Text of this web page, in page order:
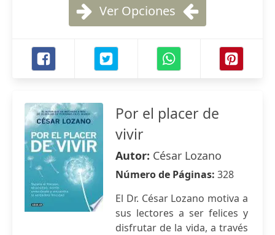
Ver Opciones
Por el placer de
vivir
Autor: César Lozano
Número de Páginas: 328
El Dr. César Lozano motiva a
sus lectores a ser felices y
disfrutar de la vida, a través